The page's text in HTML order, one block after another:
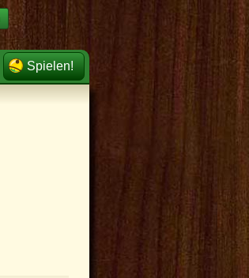
Spielen!